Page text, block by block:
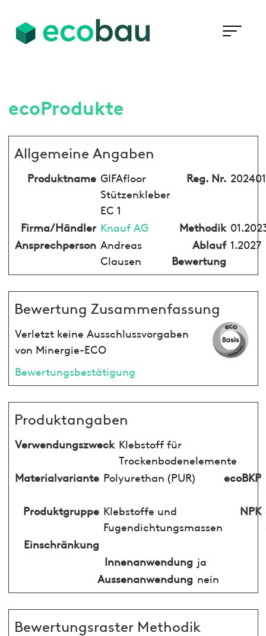
ecoProdukte
Allgemeine Angaben
Produktname GIFAfloor
Stützenkleber
EC 1
Reg. Nr.
Firma/Händler Knauf AG Methodik
Ansprechperson Andreas
Clausen
Ablauf
Bewertung
1.2027
Bewertung Zusammenfassung
Verletzt keine Ausschlussvorgaben
von Minergie-ECO
Bewertungsbestätigung
Produktangaben
Verwendungszweck Klebstoff für
Trockenbodenelemente
Materialvariante Polyurethan (PUR) ecoBKP
Produktgruppe Klebstoffe und
Fugendichtungsmassen
NPK
Einschränkung
Innenanwendung ja
Aussenanwendung nein
Bewertungsraster Methodik